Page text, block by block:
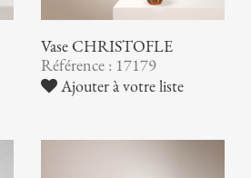
Vase CHRISTOFLE
Référence : 17179
Ajouter à votre liste